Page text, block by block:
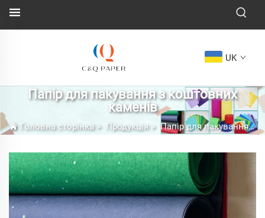
UK
Папір для пакування з коштовних
каменів
Головна сторінка> Продукція> Папір для пакування з коштовних каменів